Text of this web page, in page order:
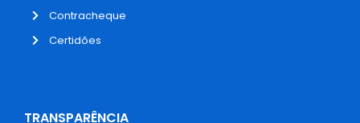
Contracheque
Certidões
TRANSPARÊNCIA